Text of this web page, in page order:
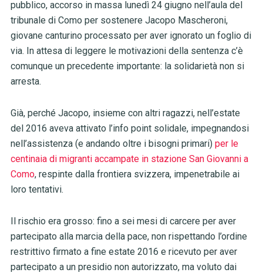
pubblico, accorso in massa lunedì 24 giugno nell’aula del
tribunale di Como per sostenere Jacopo Mascheroni,
giovane canturino processato per aver ignorato un foglio di
via. In attesa di leggere le motivazioni della sentenza c’è
comunque un precedente importante: la solidarietà non si
arresta.
Già, perché Jacopo, insieme con altri ragazzi, nell’estate
del 2016 aveva attivato l’info point solidale, impegnandosi
nell’assistenza (e andando oltre i bisogni primari) per le
centinaia di migranti accampate in stazione San Giovanni a
Como, respinte dalla frontiera svizzera, impenetrabile ai
loro tentativi.
Il rischio era grosso: fino a sei mesi di carcere per aver
partecipato alla marcia della pace, non rispettando l’ordine
restrittivo firmato a fine estate 2016 e ricevuto per aver
partecipato a un presidio non autorizzato, ma voluto dai